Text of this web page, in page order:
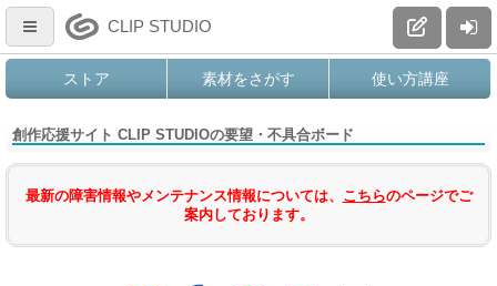
CLIP STUDIO
ストア 素材をさがす 使い方講座
創作応援サイト CLIP STUDIOの要望・不具合ボード
最新の障害情報やメンテナンス情報については、 こちらのページでご
案内しております。